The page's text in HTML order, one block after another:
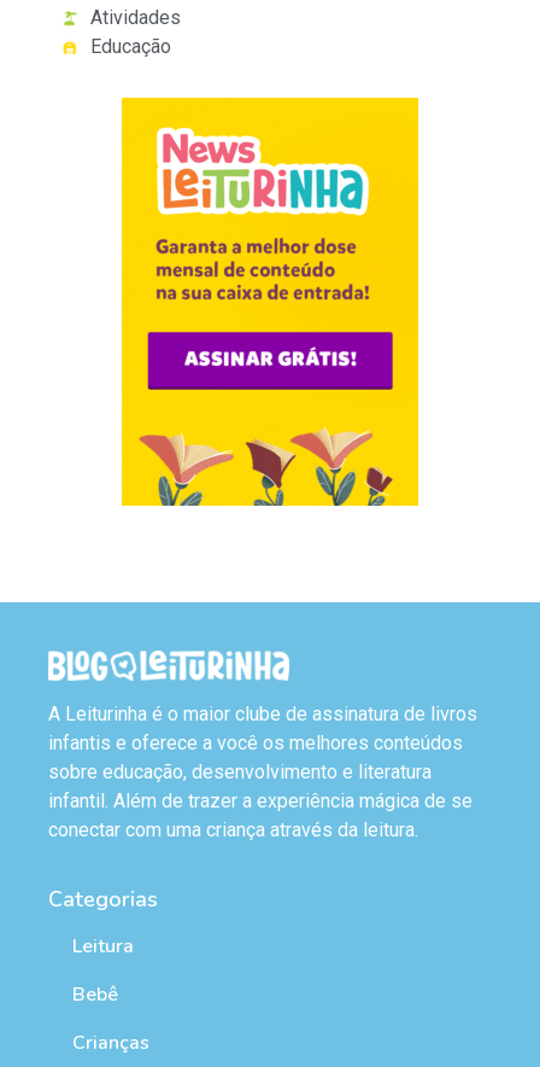
Atividades
Educação
A Leiturinha é o maior clube de assinatura de livros
infantis e oferece a você os melhores conteúdos
sobre educação, desenvolvimento e literatura
infantil. Além de trazer a experiência mágica de se
conectar com uma criança através da leitura.
Categorias
Leitura
Bebê
Crianças